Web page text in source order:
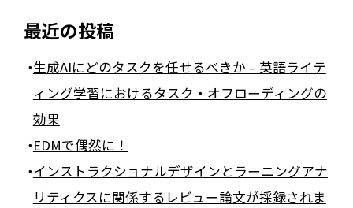
最近の投稿
生成AIにどのタスクを任せるべきか – 英語ライテ
ィング学習におけるタスク・オフローディングの
効果
EDMで偶然に！
インストラクショナルデザインとラーニングアナ
リティクスに関係するレビュー論文が採録されま